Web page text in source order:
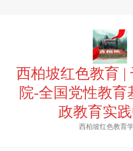
西柏坡红色教育 |
院-全国党性教育
政教育实
西柏坡红色教育